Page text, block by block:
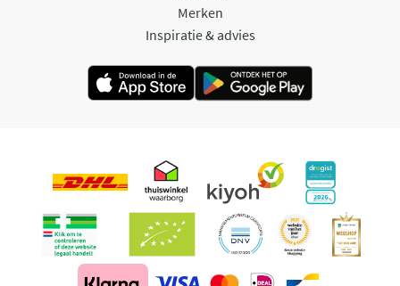
Merken
Inspiratie & advies